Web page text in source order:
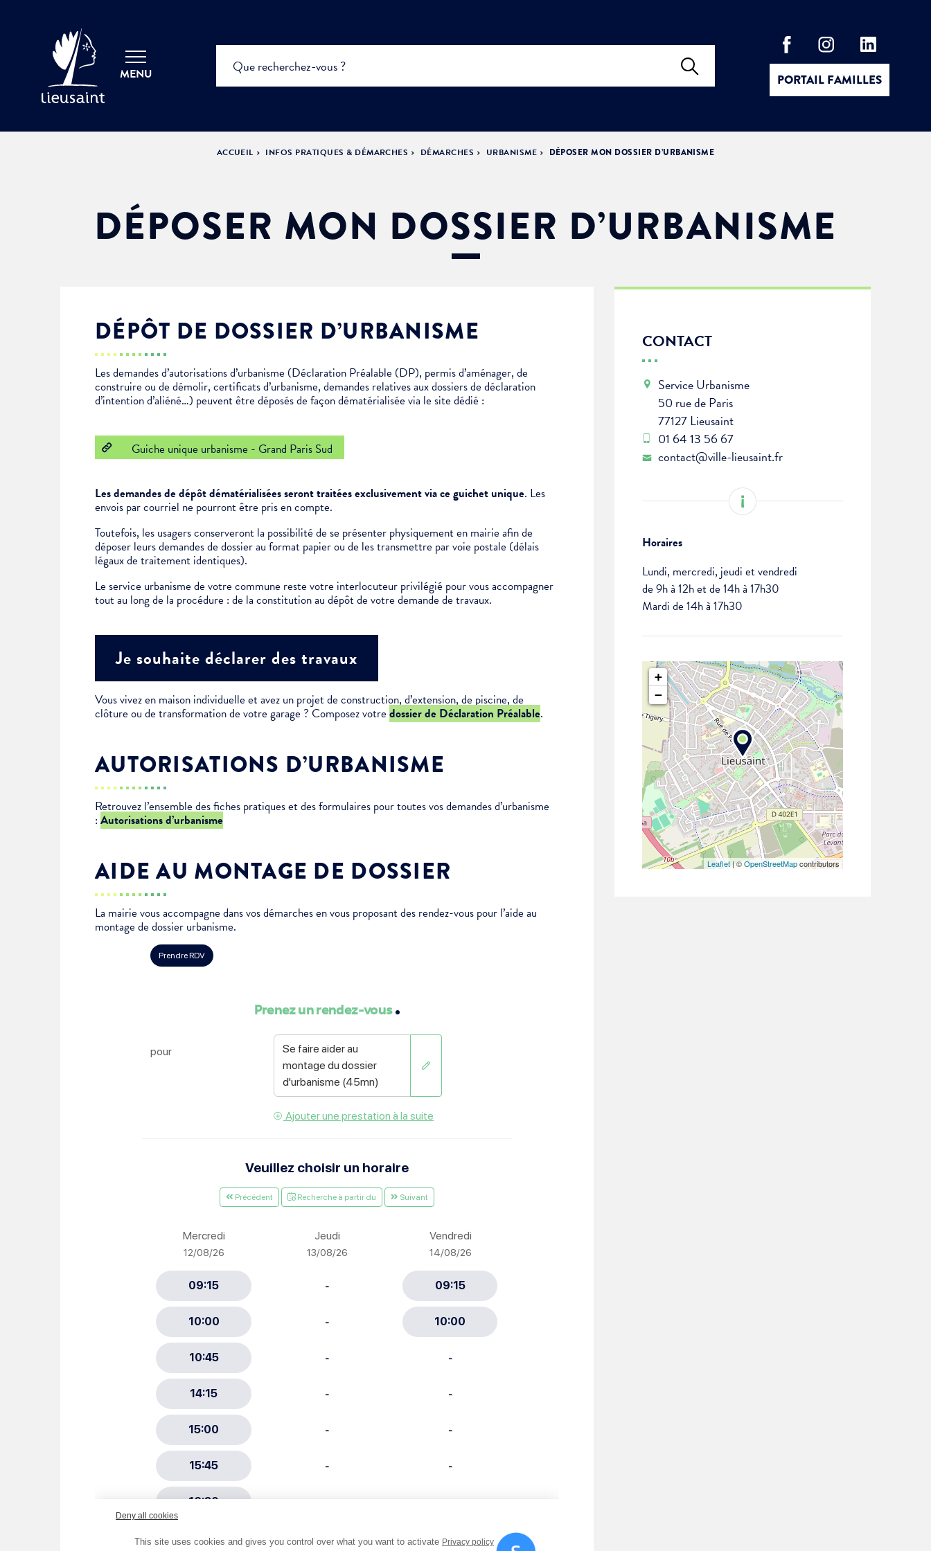
MENU PORTAIL FAMILLES
Enfance & jeunesse
Cadre de vie
Temps libre
Solidarité
Annuaires & carte interactive
Je suis senior
Je suis étudiant
Famille
Logement
Citoyenneté
Location de salles
Urbanisme
Élus du conseil municipal
Séances du Conseil municipal
Ville bienveillante
Ville éducative
ACCUEIL INFOS PRATIQUES & DÉMARCHES DÉMARCHES URBANISME DÉPOSER MON DOSSIER D’URBANISME
DÉPOSER MON DOSSIER D’URBANISME
DÉPÔT DE DOSSIER D’URBANISME
Les demandes d’autorisations d’urbanisme (Déclaration Préalable (DP), permis d’aménager, de
construire ou de démolir, certificats d’urbanisme, demandes relatives aux dossiers de déclaration
d’intention d’aliéné…) peuvent être déposés de façon dématérialisée via le site dédié :
Guiche unique urbanisme - Grand Paris Sud
Les demandes de dépôt dématérialisées seront traitées exclusivement via ce guichet unique. Les
envois par courriel ne pourront être pris en compte.
Toutefois, les usagers conserveront la possibilité de se présenter physiquement en mairie afin de
déposer leurs demandes de dossier au format papier ou de les transmettre par voie postale (délais
légaux de traitement identiques).
Le service urbanisme de votre commune reste votre interlocuteur privilégié pour vous accompagner
tout au long de la procédure : de la constitution au dépôt de votre demande de travaux.
Je souhaite déclarer des travaux
Vous vivez en maison individuelle et avez un projet de construction, d’extension, de piscine, de
clôture ou de transformation de votre garage ? Composez votre dossier de Déclaration Préalable.
AUTORISATIONS D’URBANISME
Retrouvez l’ensemble des fiches pratiques et des formulaires pour toutes vos demandes d’urbanisme
: Autorisations d’urbanisme
AIDE AU MONTAGE DE DOSSIER
La mairie vous accompagne dans vos démarches en vous proposant des rendez-vous pour l’aide au
montage de dossier urbanisme.
CONTACT
Service Urbanisme
50 rue de Paris
77127 Lieusaint
01 64 13 56 67
contact@ville-lieusaint.fr
Horaires
Lundi, mercredi, jeudi et vendredi
de 9h à 12h et de 14h à 17h30
Mardi de 14h à 17h30
+
−
Leaflet| ©OpenStreetMapcontributors
Choisissez votre abonnement :
Alertes Mail
Newsletter Sport et Vie associative